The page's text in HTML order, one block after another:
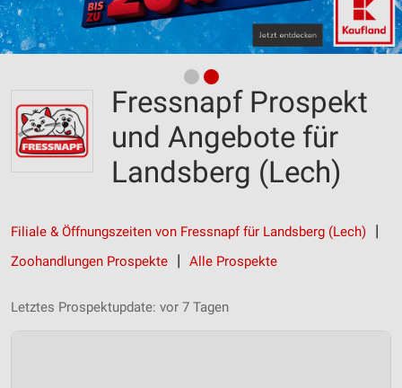
Fressnapf Prospekt
und Angebote für
Landsberg (Lech)
Filiale & Öffnungszeiten von Fressnapf für Landsberg (Lech)
Zoohandlungen Prospekte
Alle Prospekte
Letztes Prospektupdate: vor 7 Tagen